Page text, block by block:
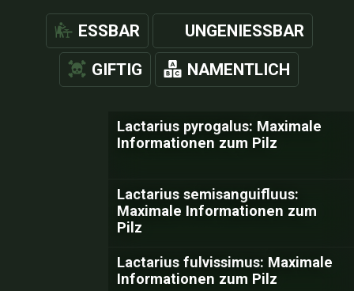
ESSBAR UNGENIESSBAR
GIFTIG NAMENTLICH
Lactarius pyrogalus: Maximale
Informationen zum Pilz
Lactarius semisanguifluus:
Maximale Informationen zum
Pilz
Lactarius fulvissimus: Maximale
Informationen zum Pilz